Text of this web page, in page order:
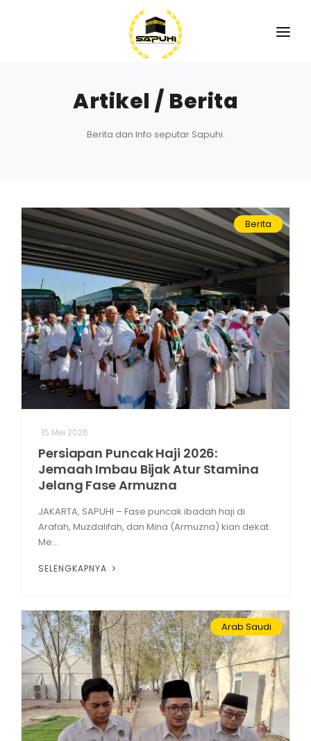
Artikel / Berita
Berita dan Info seputar Sapuhi.
Berita
15 Mei 2026
Persiapan Puncak Haji 2026:
Jemaah Imbau Bijak Atur Stamina
Jelang Fase Armuzna
JAKARTA, SAPUHI – Fase puncak ibadah haji di
Arafah, Muzdalifah, dan Mina (Armuzna) kian dekat.
Me...
SELENGKAPNYA
Arab Saudi